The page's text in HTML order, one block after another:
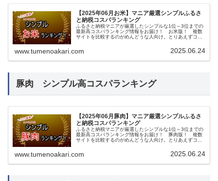
【2025年06月お米】マニア厳選シンプルふるさ
と納税コスパランキング
ふるさと納税マニアが厳選したシンプルな1位～3位までの
最新高コスパランキング情報をお届け！ お米版！ 複数
サイトを比較するのがめんどうな人向け。とりあえずココ
www.tumenoakari.com 2025.06.24
豚肉 シンプル高コスパランキング
【2025年06月豚肉】マニア厳選シンプルふるさ
と納税コスパランキング
ふるさと納税マニアが厳選したシンプルな1位～3位までの
最新高コスパランキング情報をお届け！ 豚肉版！ 複数
サイトを比較するのがめんどうな人向け。とりあえずココ
www.tumenoakari.com 2025.06.24